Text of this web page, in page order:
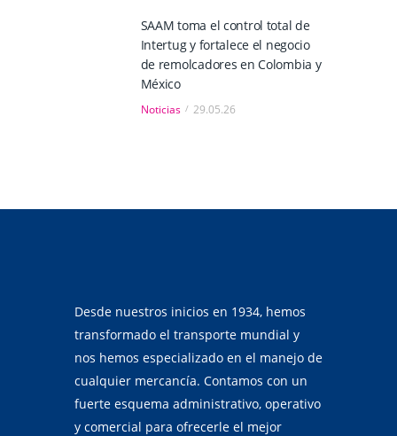
SAAM toma el control total de
Intertug y fortalece el negocio
de remolcadores en Colombia y
México
Noticias 29.05.26
Desde nuestros inicios en 1934, hemos
transformado el transporte mundial y
nos hemos especializado en el manejo de
cualquier mercancía. Contamos con un
fuerte esquema administrativo, operativo
y comercial para ofrecerle el mejor